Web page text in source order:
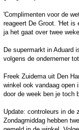
'Complimenten voor de
reageert De Groot. 'Het is
ja het gaat over twee
De supermarkt in Aduard
volgens de ondernemer
Freek Zuidema uit Den
winkel ook vandaag open
door de week ben je toch
Update: controleurs in de
Zondagmiddag hebben